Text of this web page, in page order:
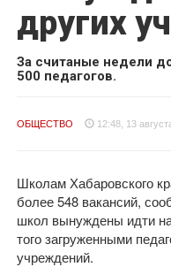
других
За считаные недели
500 педагогов.
ОБЩЕСТВО 12:48, 13
Школам Хабаровского
более 548 вакансий,
школ вынуждены идти
того загруженными
учреждений.